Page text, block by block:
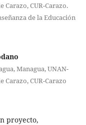
CUR-Carazo.
de la Educación
Managua, UNAN-
CUR-Carazo
proyecto,